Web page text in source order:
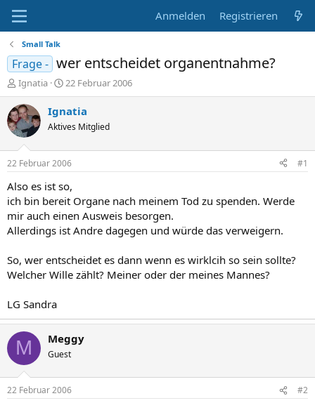
Anmelden Registrieren
Small Talk
Frage - wer entscheidet organentnahme?
E
r
s
t
e
e
r
Ignatia
E
r
s
e
l
t
a
m
22 Februar 2006
Ignatia
Aktives Mitglied
22 Februar 2006 #1
Also es ist so,
ich bin bereit Organe nach meinem Tod zu spenden. Werde
mir auch einen Ausweis besorgen.
Allerdings ist Andre dagegen und würde das verweigern.
So, wer entscheidet es dann wenn es wirklcih so sein sollte?
Welcher Wille zählt? Meiner oder der meines Mannes?
LG Sandra
M Meggy
Guest
22 Februar 2006 #2